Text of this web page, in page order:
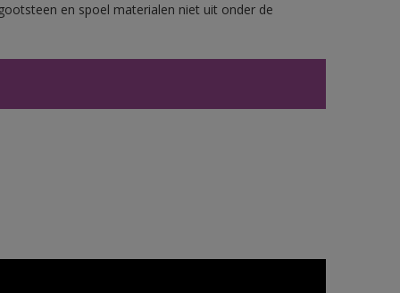
en spoel materialen niet uit onder de